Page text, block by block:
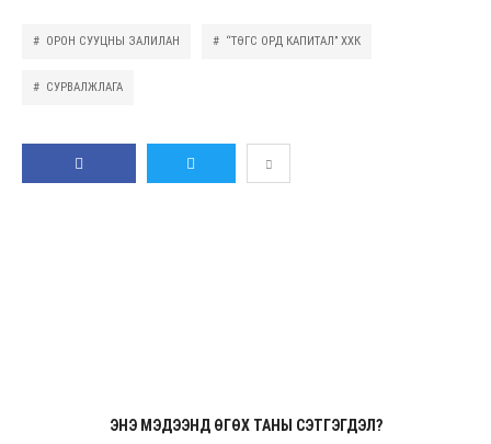
ОРОН СУУЦНЫ ЗАЛИЛАН “ТӨГС ОРД КАПИТАЛ” ХХК
СУРВАЛЖЛАГА
ЭНЭ МЭДЭЭНД ӨГӨХ ТАНЫ СЭТГЭГДЭЛ?